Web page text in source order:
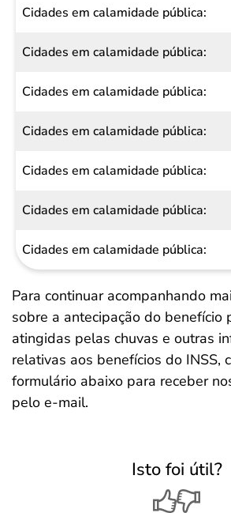
Para continuar acompanhando
sobre a antecipação do benefício
atingidas pelas chuvas e outras
relativas aos benefícios do INSS,
formulário abaixo para receber
pelo e-mail.
Isto foi útil?